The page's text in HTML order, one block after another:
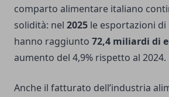
comparto alimentare italiano
solidità: nel 2025 le esportazioni
hanno raggiunto 72,4 miliardi di
aumento del 4,9% rispetto al 2024.
Anche il fatturato dell’industria